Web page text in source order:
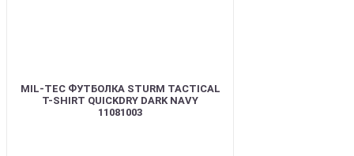
MIL-TEC ФУТБОЛКА STURM TACTICAL
T-SHIRT QUICKDRY DARK NAVY
11081003